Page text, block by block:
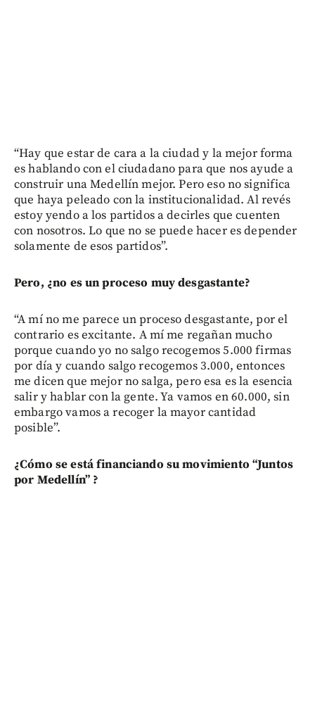
“Hay que estar de cara a la ciudad y la mejor forma
es hablando con el ciudadano para que nos ayude a
construir una Medellín mejor. Pero eso no significa
que haya peleado con la institucionalidad. Al revés
estoy yendo a los partidos a decirles que cuenten
con nosotros. Lo que no se puede hacer es depender
solamente de esos partidos”.
Pero, ¿no es un proceso muy desgastante?
“A mí no me parece un proceso desgastante, por el
contrario es excitante. A mí me regañan mucho
porque cuando yo no salgo recogemos 5.000 firmas
por día y cuando salgo recogemos 3.000, entonces
me dicen que mejor no salga, pero esa es la esencia
salir y hablar con la gente. Ya vamos en 60.000, sin
embargo vamos a recoger la mayor cantidad
posible”.
¿Cómo se está financiando su movimiento “Juntos
por Medellín” ?